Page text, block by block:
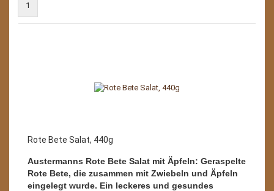
1
Rote Bete Salat, 440g
Austermanns Rote Bete Salat mit Äpfeln: Geraspelte
Rote Bete, die zusammen mit Zwiebeln und Äpfeln
eingelegt wurde. Ein leckeres und gesundes